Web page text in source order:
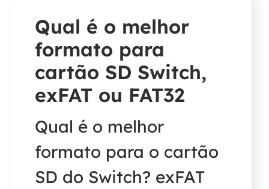
Qual é o melhor
formato para
cartão SD Switch,
exFAT ou FAT32
Qual é o melhor
formato para o cartão
SD do Switch? exFAT